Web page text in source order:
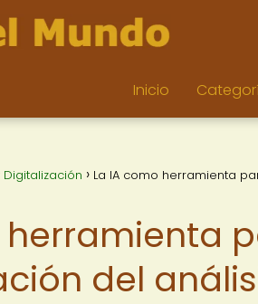
Inicio
La IA como herramienta
herramienta
del